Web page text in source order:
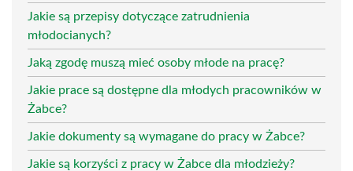
Jakie są przepisy dotyczące zatrudnienia
młodocianych?
Jaką zgodę muszą mieć osoby młode na pracę?
Jakie prace są dostępne dla młodych pracowników w
Żabce?
Jakie dokumenty są wymagane do pracy w Żabce?
Jakie są korzyści z pracy w Żabce dla młodzieży?